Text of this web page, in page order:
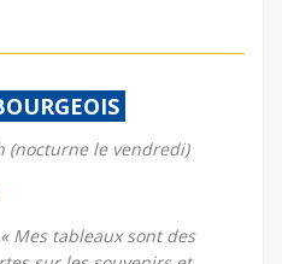
(nocturne le vendredi)
« Mes tableaux sont des